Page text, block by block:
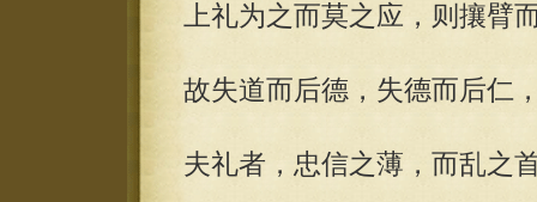
上礼为之而莫之应，则攘臂
故失道而后德，失德而后仁
夫礼者，忠信之薄，而乱之